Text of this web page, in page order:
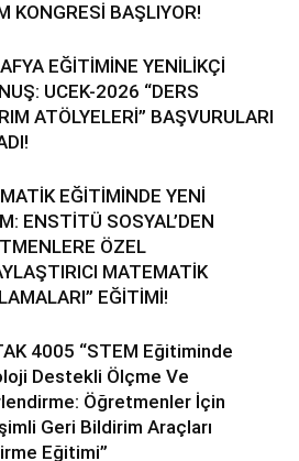
KONGRESİ BAŞLIYOR!
EĞİTİMİNE YENİLİKÇİ
UCEK-2026 “DERS
ATÖLYELERİ” BAŞVURULARI
EĞİTİMİNDE YENİ
ENSTİTÜ SOSYAL’DEN
ÖZEL
MATEMATİK
EĞİTİMİ!
4005 “STEM Eğitiminde
Destekli Ölçme Ve
Öğretmenler İçin
Geri Bildirim Araçları
Eğitimi”